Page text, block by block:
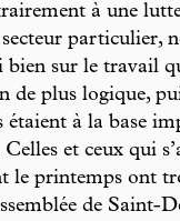
à une
particulier,
bien sur le travail
de plus logique,
à la base
Celles et ceux qui
le printemps ont
de Saint-